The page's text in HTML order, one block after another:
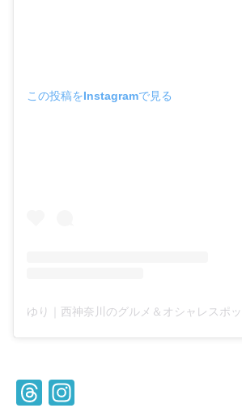
この投稿をInstagramで見る
T